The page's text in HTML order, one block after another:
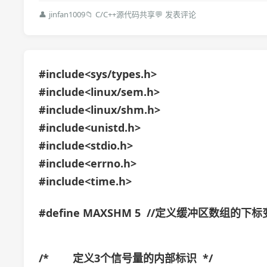
👤 jinfan1009📁 C/C++源代码共享💬 发表评论
#include<sys/types.h>
#include<linux/sem.h>
#include<linux/shm.h>
#include<unistd.h>
#include<stdio.h>
#include<errno.h>
#include<time.h>
#define MAXSHM 5 //定义缓冲区数组的下标
/* 定义3个信号量的内部标识 */